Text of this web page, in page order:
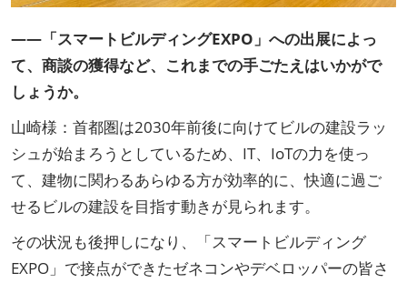
――「スマートビルディングEXPO」への出展によっ
て、商談の獲得など、これまでの手ごたえはいかがで
しょうか。
山崎様：首都圏は2030年前後に向けてビルの建設ラッ
シュが始まろうとしているため、IT、IoTの力を使っ
て、建物に関わるあらゆる方が効率的に、快適に過ご
せるビルの建設を目指す動きが見られます。
その状況も後押しになり、「スマートビルディング
EXPO」で接点ができたゼネコンやデベロッパーの皆さ